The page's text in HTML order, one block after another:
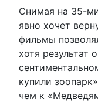
Снимая на 35-
явно хочет
фильмы
хотя результат
купили
чем к